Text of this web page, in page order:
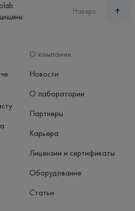
Наверх
О компании
Новости
О лаборатории
Партнеры
Карьера
Лицензии и сертификаты
Оборудование
Статьи